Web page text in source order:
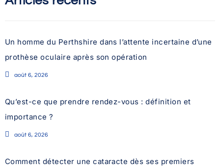
Un homme du Perthshire dans l’attente incertaine d’une
prothèse oculaire après son opération
août 6, 2026
Qu’est-ce que prendre rendez-vous : définition et
importance ?
août 6, 2026
Comment détecter une cataracte dès ses premiers